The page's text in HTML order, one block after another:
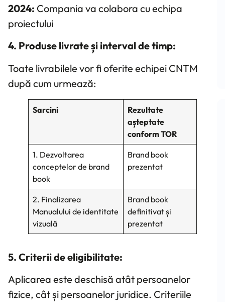
2024: Compania va colabora cu echipa
proiectului
4. Produse livrate și interval de timp:
Toate livrabilele vor fi oferite echipei CNTM
după cum urmează:
Sarcini
Rezultate
așteptate
conform TOR
1. Dezvoltarea
conceptelor de brand
book
Brand book
prezentat
2. Finalizarea
Manualului de identitate
vizuală
Brand book
definitivat și
prezentat
5. Criterii de eligibilitate:
Aplicarea este deschisă atât persoanelor
fizice, cât și persoanelor juridice. Criteriile